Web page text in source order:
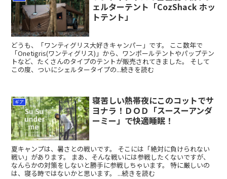
ェルターテント「CozShack ホッ
トテント」
どうも、「ワンティグリス大好きキャンパー」です。 ここ数年で
「Onetigris(ワンティグリス)」から、ワンポールテントやパップテン
トなど、たくさんのタイプのテントが販売されてきました。 そして
この度、ついにシェルタータイプの...続きを読む
ギア
寝苦しい熱帯夜にこのコットでサ
ヨナラ！ＤＯＤ「スースーアンダ
ーミー」で快適睡眠！
夏キャンプは、暑さとの戦いです。 そこには「絶対に負けられない
戦い」があります。 まあ、そんな戦いには参戦したくないですが、
なんらかの対策をしないと勝手に参戦しちゃいます。 特に厳しいの
は、寝る時ではないかと思います。 ...続きを読む